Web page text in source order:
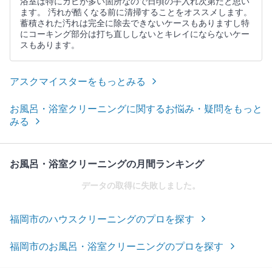
ます。 汚れが酷くなる前に清掃することをオススメします。
蓄積された汚れは完全に除去できないケースもありますし特
にコーキング部分は打ち直ししないとキレイにならないケー
スもあります。
アスクマイスターをもっとみる
お風呂・浴室クリーニングに関するお悩み・疑問をもっと
みる
お風呂・浴室クリーニングの月間ランキング
データの取得に失敗しました。
福岡市のハウスクリーニングのプロを探す
福岡市のお風呂・浴室クリーニングのプロを探す